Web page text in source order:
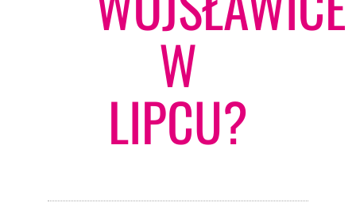
W
LIPCU?